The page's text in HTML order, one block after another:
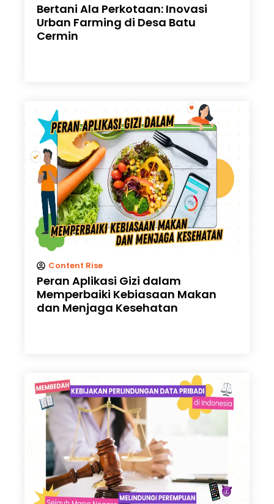
Bertani Ala Perkotaan: Inovasi
Urban Farming di Desa Batu
Cermin
Content Rise
Peran Aplikasi Gizi dalam
Memperbaiki Kebiasaan Makan
dan Menjaga Kesehatan